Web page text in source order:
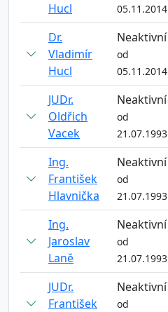
Hucl
05.11.2014
Dr.
Vladimír
Hucl
Neaktivní
od
05.11.2014
JUDr.
Oldřich
Vacek
Neaktivní
od
21.07.1993
Ing.
František
Hlavnička
Neaktivní
od
21.07.1993
Ing.
Jaroslav
Laně
Neaktivní
od
21.07.1993
JUDr.
František
Neaktivní
od